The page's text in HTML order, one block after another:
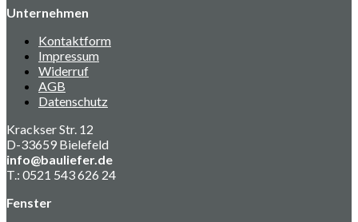
Unternehmen
Kontaktform
Impressum
Widerruf
AGB
Datenschutz
Krackser Str. 12
D-33659 Bielefeld
info@bauliefer.de
T.: 0521 543 626 24
Fenster